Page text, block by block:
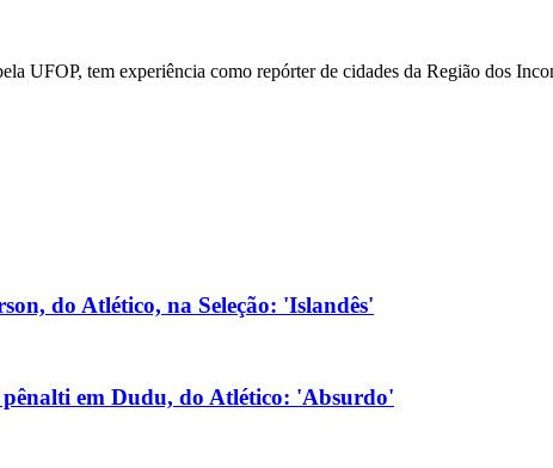
UFOP, tem experiência como repórter de cidades da Região dos
do Atlético, na Seleção: 'Islandês'
em Dudu, do Atlético: 'Absurdo'